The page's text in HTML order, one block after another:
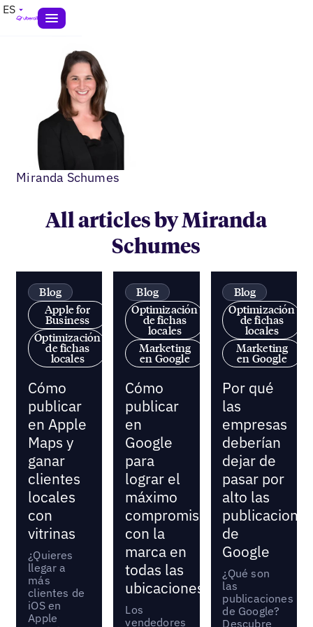
ES
Miranda Schumes
All articles by Miranda
Schumes
Blog
Apple for
Business
Optimización
de fichas
locales
Cómo
publicar
en Apple
Maps y
ganar
clientes
locales
con
vitrinas
¿Quieres
llegar a
más
clientes de
iOS en
Apple
Blog
Optimización
de fichas
locales
Marketing
en Google
Cómo
publicar
en
Google
para
lograr el
máximo
compromiso
con la
marca en
todas las
ubicaciones
Los
vendedores
Blog
Optimización
de fichas
locales
Marketing
en Google
Por qué
las
empresas
deberían
dejar de
pasar por
alto las
de
Google
¿Qué son
las
publicaciones
de Google?
Descubre